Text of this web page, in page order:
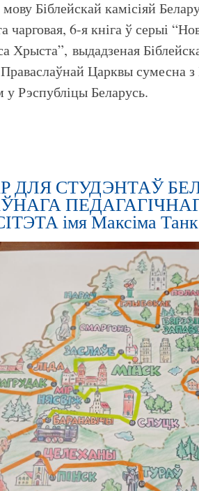
Біблейскай камісіяй
чарговая, 6-я кніга ў серыі
Хрыста”, выдадзеная
Царквы сумесна з
у Рэспубліцы Беларусь.
ДЛЯ СТУДЭНТАЎ
імя Максіма